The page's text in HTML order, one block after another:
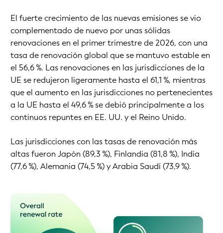
El fuerte crecimiento de las nuevas emisiones se vio
complementado de nuevo por unas sólidas
renovaciones en el primer trimestre de 2026, con una
tasa de renovación global que se mantuvo estable en
el 56,6 %. Las renovaciones en las jurisdicciones de la
UE se redujeron ligeramente hasta el 61,1 %, mientras
que el aumento en las jurisdicciones no pertenecientes
a la UE hasta el 49,6 % se debió principalmente a los
continuos repuntes en EE. UU. y el Reino Unido.
Las jurisdicciones con las tasas de renovación más
altas fueron Japón (89,3 %), Finlandia (81,8 %), India
(77,6 %), Alemania (74,5 %) y Arabia Saudí (73,9 %).